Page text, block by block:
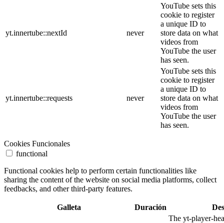
yt.innertube::nextId never
YouTube sets this
cookie to register
a unique ID to
store data on what
videos from
YouTube the user
has seen.
yt.innertube::requests never
YouTube sets this
cookie to register
a unique ID to
store data on what
videos from
YouTube the user
has seen.
Cookies Funcionales
functional
Functional cookies help to perform certain functionalities like
sharing the content of the website on social media platforms, collect
feedbacks, and other third-party features.
Galleta Duración
The yt-player-